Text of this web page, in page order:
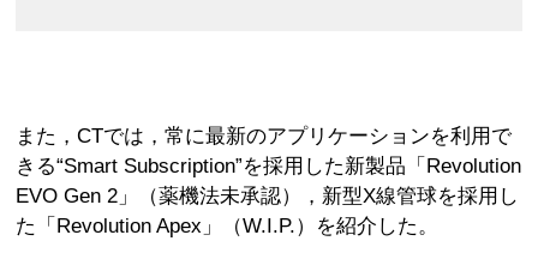
また，CTでは，常に最新のアプリケーションを利用で
きる“Smart Subscription”を採用した新製品「Revolution
EVO Gen 2」（薬機法未承認），新型X線管球を採用し
た「Revolution Apex」（W.I.P.）を紹介した。